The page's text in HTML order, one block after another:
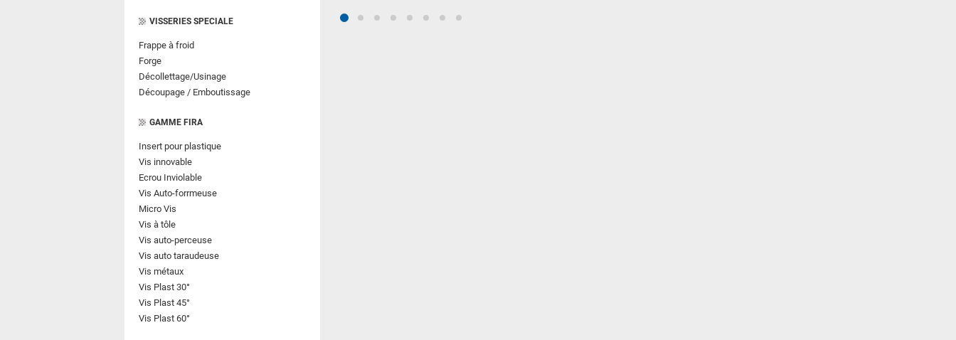
VISSERIES SPECIALE
Frappe à froid
Forge
Décollettage/Usinage
Découpage / Emboutissage
GAMME FIRA
Insert pour plastique
Vis innovable
Ecrou Inviolable
Vis Auto-forrmeuse
Micro Vis
Vis à tôle
Vis auto-perceuse
Vis auto taraudeuse
Vis métaux
Vis Plast 30°
Vis Plast 45°
Vis Plast 60°